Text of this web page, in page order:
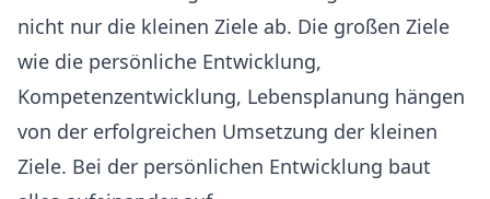
nicht nur die kleinen Ziele ab. Die großen Ziele
wie die persönliche Entwicklung,
Kompetenzentwicklung, Lebensplanung hängen
von der erfolgreichen Umsetzung der kleinen
Ziele. Bei der persönlichen Entwicklung baut